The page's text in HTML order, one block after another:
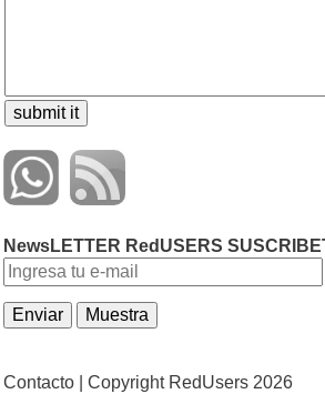
NewsLETTER RedUSERS
Contacto | Copyright RedUsers 2026